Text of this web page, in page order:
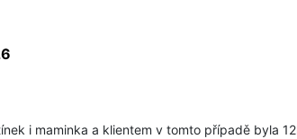
i maminka a klientem v tomto případě byla